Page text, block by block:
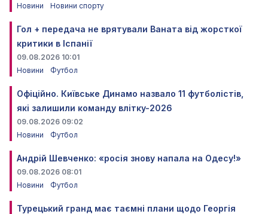
Новини
Новини спорту
Гол + передача не врятували Ваната від жорсткої
критики в Іспанії
09.08.2026 10:01
Новини
Футбол
Офіційно. Київське Динамо назвало 11 футболістів,
які залишили команду влітку-2026
09.08.2026 09:02
Новини
Футбол
Андрій Шевченко: «росія знову напала на Одесу!»
09.08.2026 08:01
Новини
Футбол
Турецький гранд має таємні плани щодо Георгія